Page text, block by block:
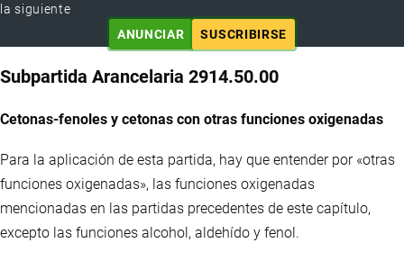
la siguiente
ANUNCIAR
SUSCRIBIRSE
Subpartida Arancelaria 2914.50.00
Cetonas-fenoles y cetonas con otras funciones oxigenadas
Para la aplicación de esta partida, hay que entender por «otras
funciones oxigenadas», las funciones oxigenadas
mencionadas en las partidas precedentes de este capítulo,
excepto las funciones alcohol, aldehído y fenol.